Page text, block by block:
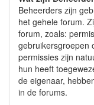
Beheerders zijn
het gehele forum.
forum, zoals:
gebruikersgroepen
permissies zijn
hun heeft
de eigenaar,
in de forums.